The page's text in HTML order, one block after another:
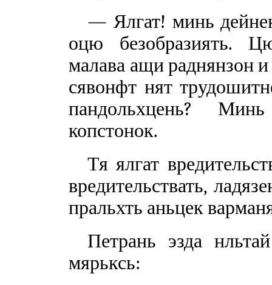
— Ялгат! минь
оцю безобразиять.
малава ащи раднянзон
сявонфт нят
пандольхцень?
копстонок.
Тя ялгат
вредительствать,
пральхть аньцек
Петрань эзда
мярьксь: